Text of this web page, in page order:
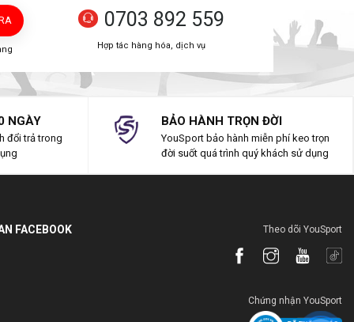
0703 892 559
Hợp tác hàng hóa, dịch vụ
NGÀY
đổi trả trong
BẢO HÀNH TRỌN ĐỜI
YouSport bảo hành miễn phí keo trọn
đời suốt quá trình quý khách sử dụng
FACEBOOK Theo dõi YouSport
Chứng nhận YouSport